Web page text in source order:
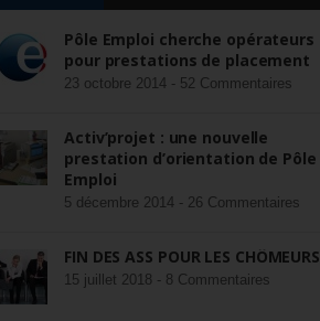
Pôle Emploi cherche opérateurs
pour prestations de placement
23 octobre 2014 - 52 Commentaires
Activ’projet : une nouvelle
prestation d’orientation de Pôle
Emploi
5 décembre 2014 - 26 Commentaires
FIN DES ASS POUR LES CHÔMEURS
15 juillet 2018 - 8 Commentaires